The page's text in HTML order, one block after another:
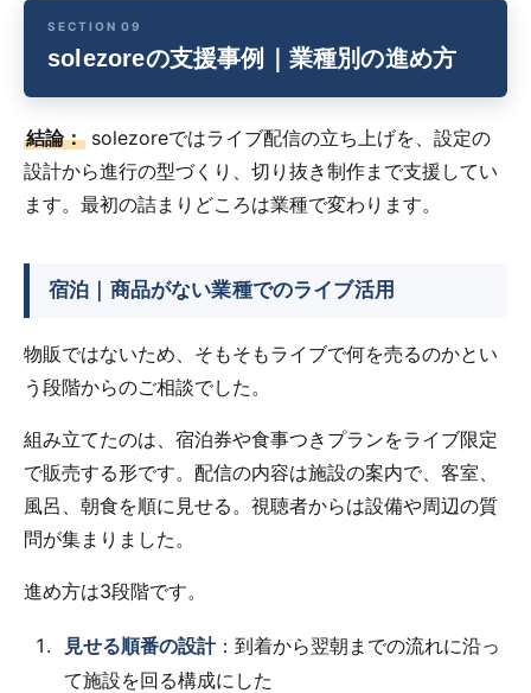
solezoreの支援事例｜業種別の進め方
結論： solezoreではライブ配信の立ち上げを、設定の
設計から進行の型づくり、切り抜き制作まで支援してい
ます。最初の詰まりどころは業種で変わります。
宿泊｜商品がない業種でのライブ活用
物販ではないため、そもそもライブで何を売るのかとい
う段階からのご相談でした。
組み立てたのは、宿泊券や食事つきプランをライブ限定
で販売する形です。配信の内容は施設の案内で、客室、
風呂、朝食を順に見せる。視聴者からは設備や周辺の質
問が集まりました。
進め方は3段階です。
見せる順番の設計：到着から翌朝までの流れに沿っ
て施設を回る構成にした